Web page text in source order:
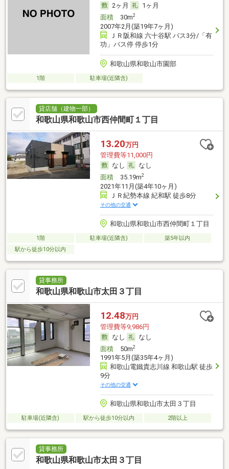
2ヶ月
1ヶ月
面積30m2
2007年2月(築19年7ヶ月)
ＪＲ阪和線 六十谷駅 バス3分/「有
功」バス停 停歩1分
和歌山県和歌山市園部
1階 駐車場(近隣含)
貸店舗（建物一部）
和歌山県和歌山市西仲間町１丁目
13.20万円
管理費等11,000円
なし
なし
面積35.19m2
2021年11月(築4年10ヶ月)
ＪＲ紀勢本線 紀和駅 徒歩8分
その他の交通
和歌山県和歌山市西仲間町１丁目
1階 駐車場(近隣含)
築5年以内
駅から徒歩10分以内
貸事務所
和歌山県和歌山市太田３丁目
12.48万円
管理費等9,986円
なし
なし
面積50m2
1991年5月(築35年4ヶ月)
和歌山電鐵貴志川線 和歌山駅 徒歩
9分
その他の交通
和歌山県和歌山市太田３丁目
駐車場(近隣含) 駅から徒歩10分以内 2階以上
貸事務所
和歌山県和歌山市太田３丁目